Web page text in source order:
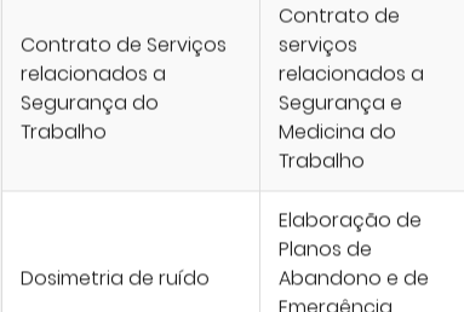
Contrato de Serviços
relacionados a
Segurança do
Trabalho
Contrato de
serviços
relacionados a
Segurança e
Medicina do
Trabalho
Dosimetria de ruído
Elaboração de
Planos de
Abandono e de